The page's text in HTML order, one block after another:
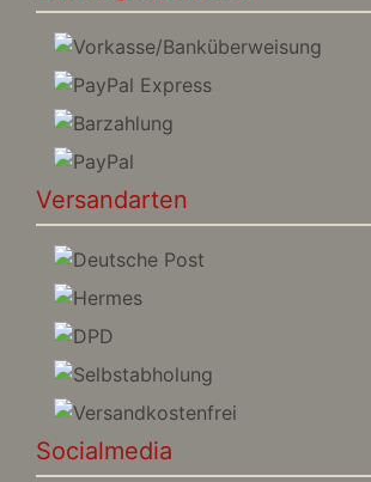
Versandarten
Socialmedia